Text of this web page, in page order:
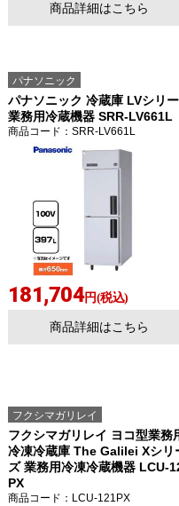
商品詳細はこちら
パナソニック
パナソニック 冷蔵庫 LVシリ
業務用冷蔵機器 SRR-LV661L
商品コード ：SRR-LV661L
181,704円(税込)
商品詳細はこちら
フクシマガリレイ
フクシマガリレイ ヨコ型業務
冷凍冷蔵庫 The Galilei Xシリ
ズ 業務用冷凍冷蔵機器 LCU-
PX
商品コード ：LCU-121PX